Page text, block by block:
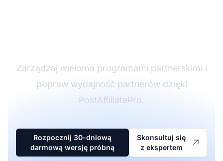
Zarządzaj wieloma programami partnerskimi i
popraw wydajność partnerów dzięki
PostAffiliatePro.
Rozpocznij 30-dniową
darmową wersję próbną
Skonsultuj się
z ekspertem